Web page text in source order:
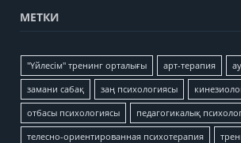
МЕТКИ
"Үйлесім" тренинг орталығы арт-терапия
замани сабақ заң психологиясы
отбасы психологиясы педагогикалық
телесно-ориентированная психотерапия